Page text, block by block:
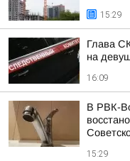
15:29
Глава
на
16:09
В РВК-
15:29